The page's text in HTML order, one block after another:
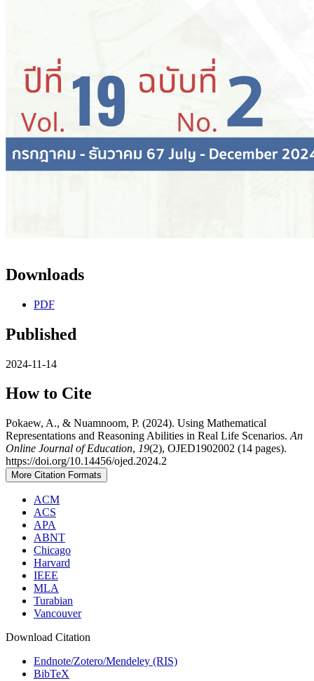
Downloads
PDF
Published
2024-11-14
How to Cite
Pokaew, A., & Nuamnoom, P. (2024). Using Mathematical
Representations and Reasoning Abilities in Real Life Scenarios. An
Online Journal of Education, 19(2), OJED1902002 (14 pages).
https://doi.org/10.14456/ojed.2024.2
More Citation Formats
ACM
ACS
APA
ABNT
Chicago
Harvard
IEEE
MLA
Turabian
Vancouver
Download Citation
Endnote/Zotero/Mendeley (RIS)
BibTeX